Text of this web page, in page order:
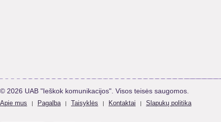
© 2026 UAB "Ieškok komunikacijos". Visos teisės saugomos.
Apie mus | Pagalba | Taisyklės | Kontaktai | Slapukų politika